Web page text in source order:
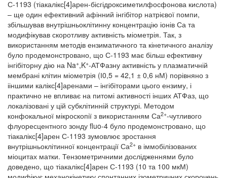
С-1193 (тіакалікс[4]арен-бісгідроксиметилфосфонова кислота)
– ще один ефективний афінний інгібітор натрієвої помпи,
збільшував внутрішньоклітинну концентрацію іонів Са та
модифікував скоротливу активність міометрія. Так, з
використанням методів ензиматичного та кінетичного аналізу
було продемонстровано, що С-1193 має більш ефективну
інгібіторну дію на Na+,K+-АТФазну активність у плазматичній
мембрані клітин міометрія (І0,5 = 42,1 ± 0,6 нМ) порівняно з
ііншими калікс[4]аренами – інгібіторами цього ензиму, і
практично не впливає на питомі активності інших АТФаз, що
локалізовані у цій субклітинній структурі. Методом
конфокальної мікроскопії з використанням Са2+-чутливого
флуоресцентного зонду fluo-4 було продемонстровано, що
тіакалікс[4]арен С-1193 зумовлює зростання
внутрішньоклітинної концентрації Са2+ в іммобілізованих
міоцитах матки. Тензометричними дослідженнями було
доведено, що тіакалікс[4]арен С-1193 (10 та 100 мкМ)